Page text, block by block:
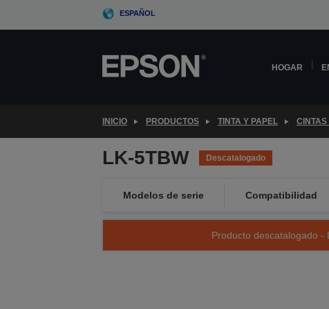
ESPAÑOL
HOGAR
INICIO PRODUCTOS TINTA Y PAPEL
LK-5TBW Descatalogado
Modelos de serie Compatibilidad
Producto descatalogado -